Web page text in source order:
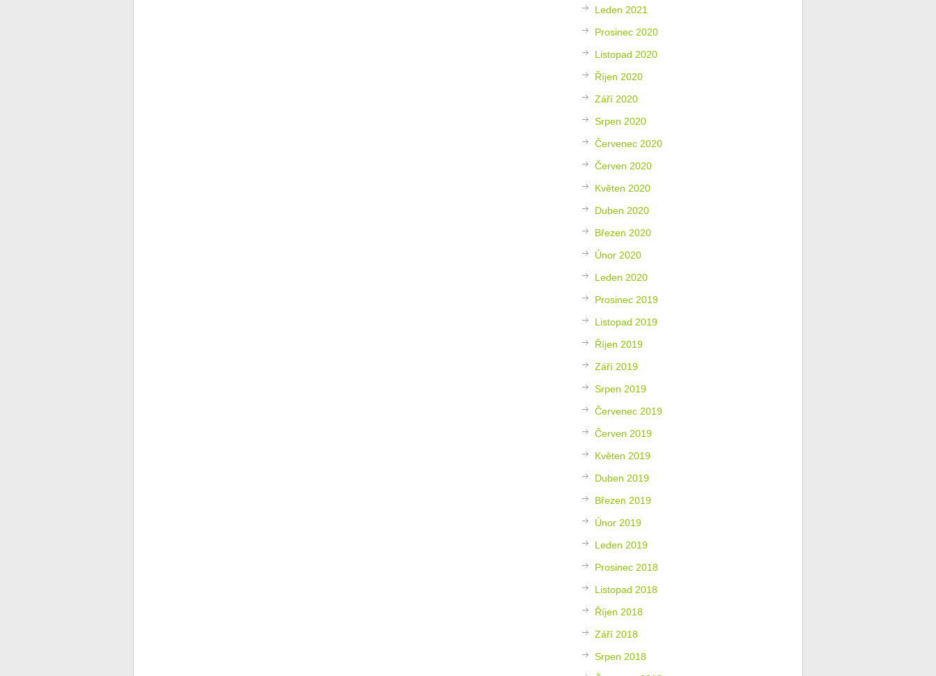
Leden 2021
Prosinec 2020
Listopad 2020
Říjen 2020
Září 2020
Srpen 2020
Červenec 2020
Červen 2020
Květen 2020
Duben 2020
Březen 2020
Únor 2020
Leden 2020
Prosinec 2019
Listopad 2019
Říjen 2019
Září 2019
Srpen 2019
Červenec 2019
Červen 2019
Květen 2019
Duben 2019
Březen 2019
Únor 2019
Leden 2019
Prosinec 2018
Listopad 2018
Říjen 2018
Září 2018
Srpen 2018